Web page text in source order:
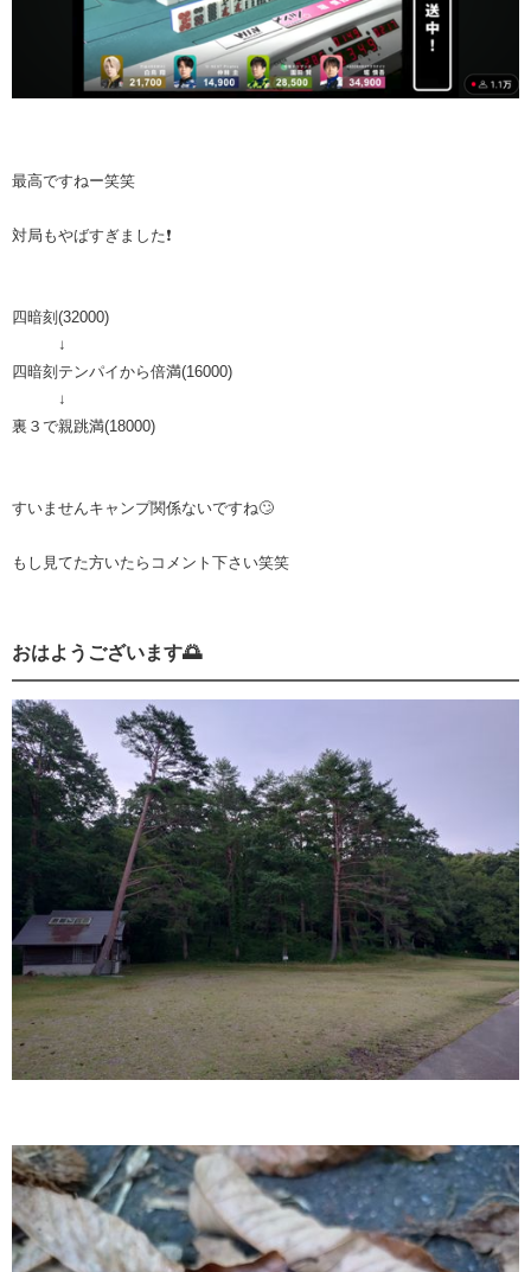
最高ですねー笑笑
対局もやばすぎました❗
四暗刻(32000)
↓
四暗刻テンパイから倍満(16000)
↓
裏３で親跳満(18000)
すいませんキャンプ関係ないですね🙄
もし見てた方いたらコメント下さい笑笑
おはようございます🌅